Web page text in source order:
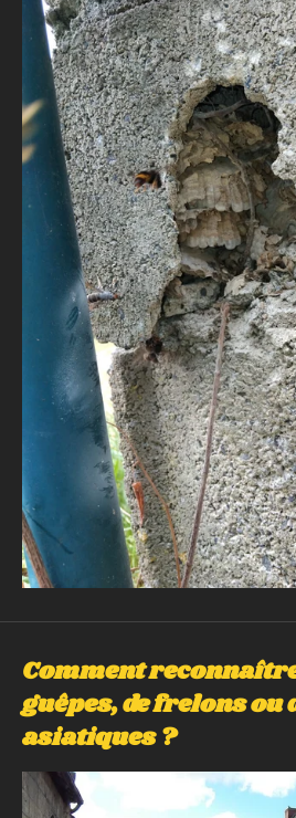
Comment
guêpes, de frelons ou
asiatiques ?